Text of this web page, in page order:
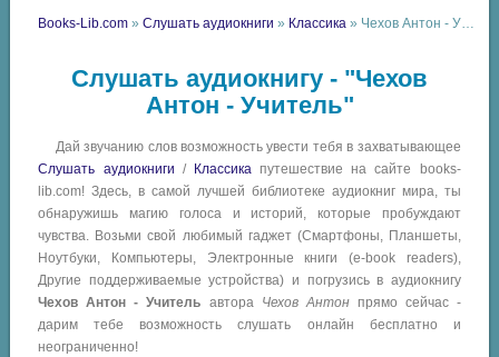
Books-Lib.com »Слушать аудиокниги » Классика » Чехов Антон - Учитель
Слушать аудиокнигу - "Чехов
Антон - Учитель"
Дай звучанию слов возможность увести тебя в захватывающее
Слушать аудиокниги / Классикапутешествие на сайте books-
lib.com! Здесь, в самой лучшей библиотеке аудиокниг мира, ты
обнаружишь магию голоса и историй, которые пробуждают
чувства. Возьми свой любимый гаджет (Смартфоны, Планшеты,
Ноутбуки, Компьютеры, Электронные книги (e-book readers),
Другие поддерживаемые устройства) и погрузись в аудиокнигу
Чехов Антон - Учитель автора Чехов Антонпрямо сейчас -
дарим тебе возможность слушать онлайн бесплатно и
неограниченно!